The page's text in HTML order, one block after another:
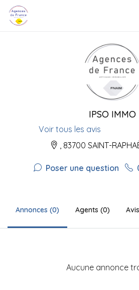
IPSO IMMO
Voir tous les avis
, 83700 SAINT-
Poser une question
Annonces (0) Agents (0)
Aucune annonce